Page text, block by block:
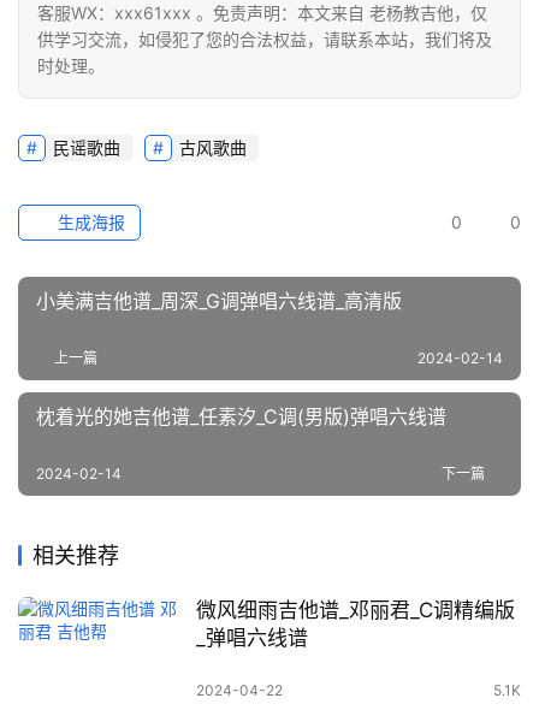
客服WX：xxx61xxx 。免责声明：本文来自 老杨教吉他，仅
供学习交流，如侵犯了您的合法权益，请联系本站，我们将及
时处理。
民谣歌曲 古风歌曲
0 0
生成海报
小美满吉他谱_周深_G调弹唱六线谱_高清版
上一篇 2024-02-14
枕着光的她吉他谱_任素汐_C调(男版)弹唱六线谱
下一篇
2024-02-14
相关推荐
微风细雨吉他谱_邓丽君_C调精编版
_弹唱六线谱
2024-04-22 5.1K